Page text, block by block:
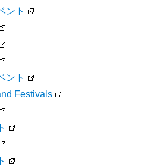
ント
ント
Festivals